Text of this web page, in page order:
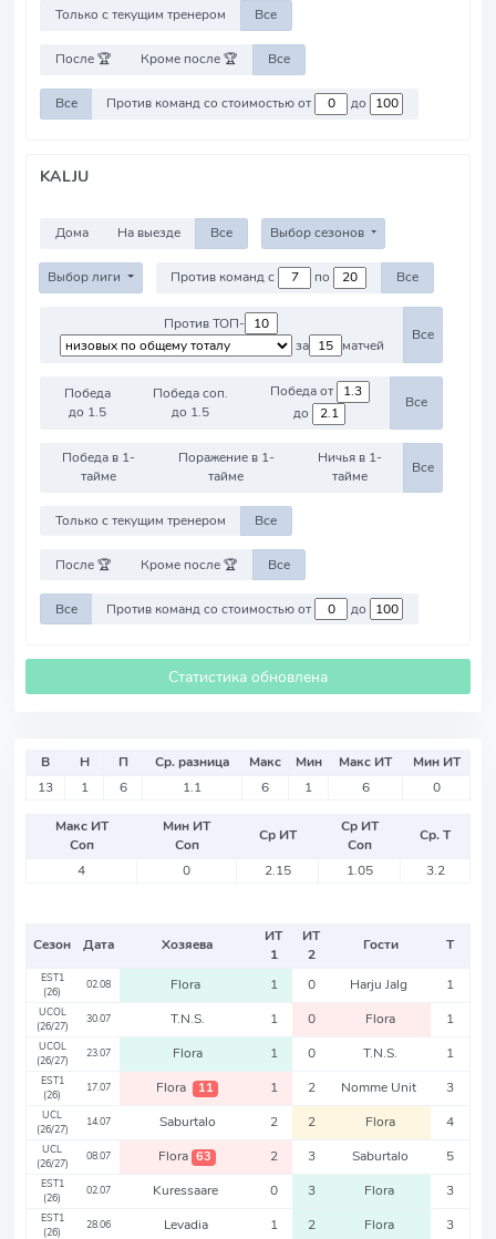
Только с текущим тренером Все
После 🏆 Кроме после 🏆 Все
Все Против команд со стоимостью от до
KALJU
Дома На выезде Все Выбор сезонов
Выбор лиги Против команд с по Все
Против ТОП-
за
матчей
Все
Победа
до 1.5
Победа соп.
до 1.5
Победа от
до
Все
Победа в 1-
тайме
Поражение в 1-
тайме
Ничья в 1-
тайме
Все
Только с текущим тренером Все
После 🏆 Кроме после 🏆 Все
Все Против команд со стоимостью от до
Статистика обновлена
В Н П Ср. разница Макс Мин Макс ИТ
Мин ИТ
13
1 6 1.1 6 1 6 0
Макс ИТ
Соп
Мин ИТ
Соп
Ср ИТ
Ср ИТ
Соп
Ср. Т
4
0 2.15 1.05 3.2
Сезон Дата Хозяева
ИТ
1
ИТ
2
Гости Т
EST1
(26)
02.08 Flora 1 0 Harju Jalg 1
UCOL
(26/27)
30.07 T.N.S. 1 0 Flora 1
UCOL
(26/27)
23.07 Flora 1 0 T.N.S. 1
EST1
(26)
17.07 Flora 11 1 2 Nomme Unit 3
UCL
(26/27)
14.07 Saburtalo 2 2 Flora 4
UCL
(26/27)
08.07 Flora 63 2 3 Saburtalo 5
EST1
(26)
02.07 Kuressaare 0 3 Flora 3
EST1
(26)
28.06 Levadia 1 2 Flora 3